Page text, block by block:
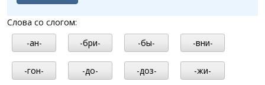
Слова со слогом:
-ан-
-бри- -бы- -вни-
-гон- -до- -доз- -жи-